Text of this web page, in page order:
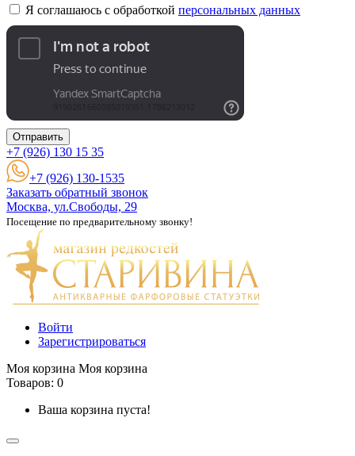
Я соглашаюсь с обработкой персональных данных
Отправить
+7 (926) 130 15 35
+7 (926) 130-1535
Заказать обратный звонок
Москва, ул.Свободы, 29
Посещение по предварительному звонку!
Войти
Зарегистрироваться
Моя корзина Моя корзина
Товаров: 0
Ваша корзина пуста!